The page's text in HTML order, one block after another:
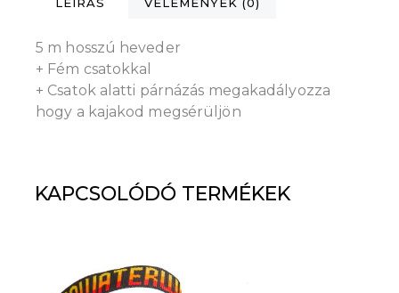
5 m hosszú heveder
+ Fém csatokkal
+ Csatok alatti párnázás megakadályozza
hogy a kajakod megsérüljön
KAPCSOLÓDÓ TERMÉKEK